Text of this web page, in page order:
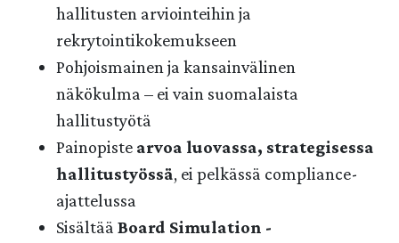
hallitusten arviointeihin ja
rekrytointikokemukseen
Pohjoismainen ja kansainvälinen
näkökulma – ei vain suomalaista
hallitustyötä
Painopiste arvoa luovassa, strategisessa
hallitustyössä, ei pelkässä compliance-
ajattelussa
Sisältää Board Simulation -